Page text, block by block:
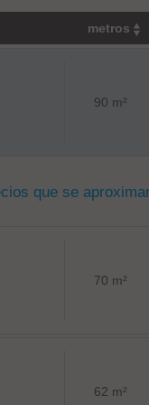
metros
90 m²
que se
70 m²
62 m²